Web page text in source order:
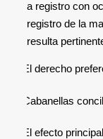
a registro con
registro de la
resulta
El derecho
Cabanellas
El efecto